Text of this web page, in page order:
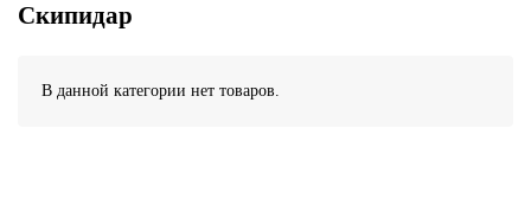
Скипидар
В данной категории нет товаров.